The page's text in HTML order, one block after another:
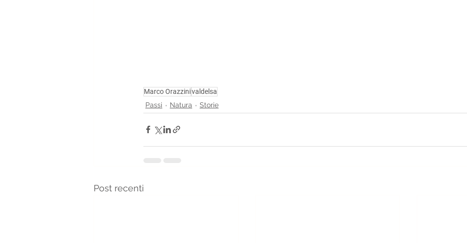
Marco Orazzinivaldelsa
Passi
Natura Storie
Post recenti